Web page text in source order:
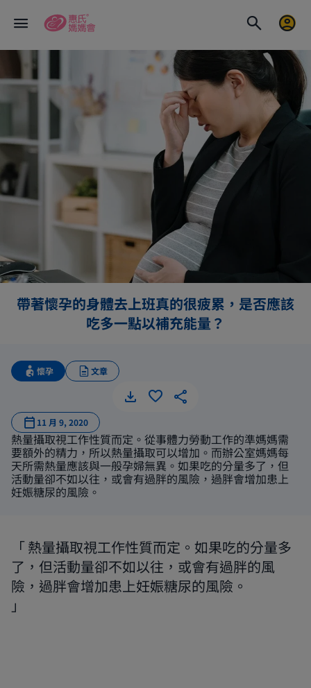
帶著懷孕的身體去上班真的很疲累，是否應該
吃多一點以補充能量？
懷孕 文章
11 月 9, 2020
熱量攝取視工作性質而定。從事體力勞動工作的準媽媽需
要額外的精力，所以熱量攝取可以增加。而辦公室媽媽每
天所需熱量應該與一般孕婦無異。如果吃的分量多了，但
活動量卻不如以往，或會有過胖的風險，過胖會增加患上
妊娠糖尿的風險。
熱量攝取視工作性質而定。如果吃的分量多
了，但活動量卻不如以往，或會有過胖的風
險，過胖會增加患上妊娠糖尿的風險。